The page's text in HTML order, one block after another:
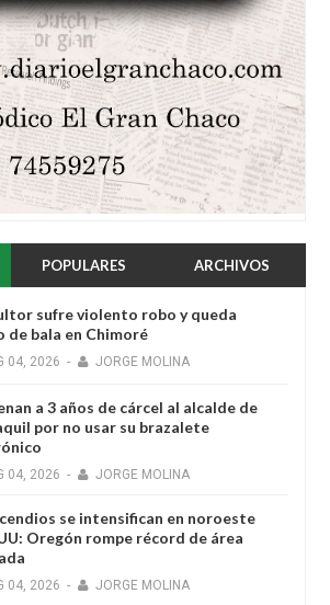
POPULARES ARCHIVOS
sufre violento robo y queda
de bala en Chimoré
04, 2026 - JORGE MOLINA
a 3 años de cárcel al alcalde de
por no usar su brazalete
04, 2026 - JORGE MOLINA
se intensifican en noroeste
Oregón rompe récord de área
04, 2026 - JORGE MOLINA